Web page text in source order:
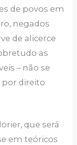
de povos em
negados
de alicerce
as
– não se
direito
que será
em teóricos